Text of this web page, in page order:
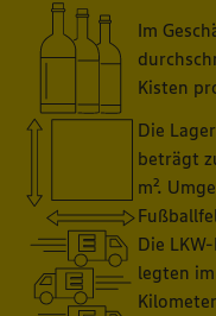
Im
Kisten
Die
beträgt
m².
Die
legten